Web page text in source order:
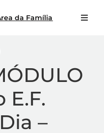
da Família
E.F.
–